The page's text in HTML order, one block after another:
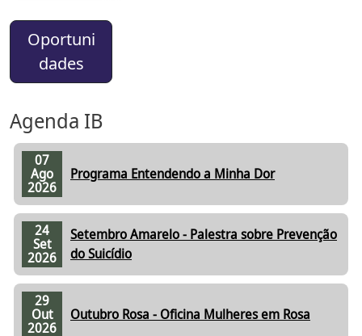
Oportuni
dades
Agenda IB
07
Ago
2026
Programa Entendendo a Minha Dor
24
Set
2026
Setembro Amarelo - Palestra sobre Prevenção
do Suicídio
29
Out
2026
Outubro Rosa - Oficina Mulheres em Rosa